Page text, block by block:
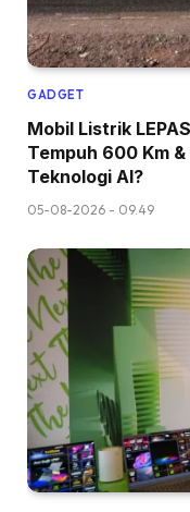
GADGET
Mobil Listrik
Tempuh 600 Km
Teknologi AI?
05-08-2026 - 09.49